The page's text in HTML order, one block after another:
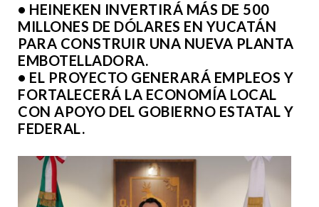
• HEINEKEN INVERTIRÁ MÁS DE 500
MILLONES DE DÓLARES EN YUCATÁN
PARA CONSTRUIR UNA NUEVA PLANTA
EMBOTELLADORA.
• EL PROYECTO GENERARÁ EMPLEOS Y
FORTALECERÁ LA ECONOMÍA LOCAL
CON APOYO DEL GOBIERNO ESTATAL Y
FEDERAL.